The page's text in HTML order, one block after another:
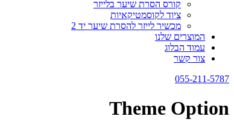
קורס הסרת שיער בלייזר
ציוד לקוסמטיקאיות
מכשיר לייזר להסרת שיער יד 2
המוצרים שלנו
עמוד הבלוג
צור קשר
055-211-5787
Theme Option